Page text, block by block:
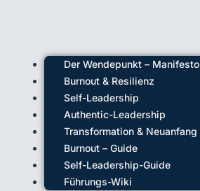
Der Wendepunkt – Manifesto
Burnout & Resilienz
Self-Leadership
Authentic-Leadership
Transformation & Neuanfang
Burnout – Guide
Self-Leadership-Guide
Führungs-Wiki